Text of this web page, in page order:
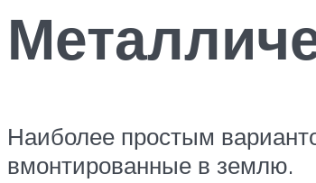
Наиболее простым
вмонтированные в землю.